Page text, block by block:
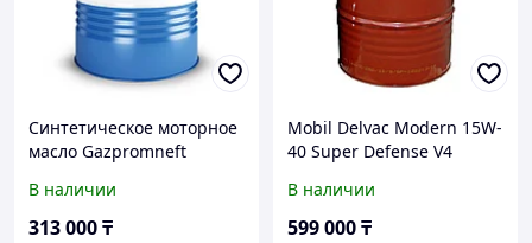
Синтетическое моторное
масло Gazpromneft
бочка
В наличии
313 000₸
Mobil Delvac Modern 15W-
40 Super Defense V4
15W-40)
В наличии
599 000₸